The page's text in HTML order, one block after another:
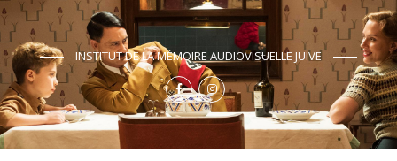
INSTITUT DE LA MÉMOIRE AUDIOVISUELLE JUIVE